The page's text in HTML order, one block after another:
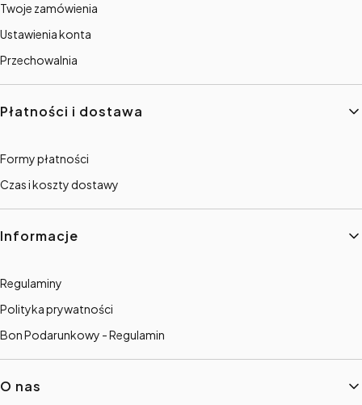
Twoje zamówienia
Ustawienia konta
Przechowalnia
Płatności i dostawa
Formy płatności
Czas i koszty dostawy
Informacje
Regulaminy
Polityka prywatności
Bon Podarunkowy - Regulamin
O nas